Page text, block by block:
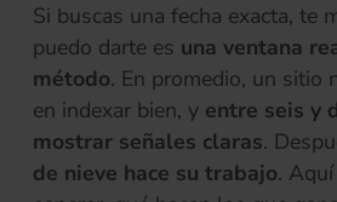
Si buscas una fecha exacta, te
puedo darte es una ventana
método. En promedio, un sitio
en indexar bien, y entre seis y
mostrar señales claras.
de nieve hace su trabajo.